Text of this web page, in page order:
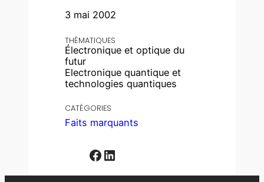
3 mai 2002
THÉMATIQUES
Électronique et optique du
futur
Electronique quantique et
technologies quantiques
CATÉGORIES
Faits marquants
Facebook LinkedIn